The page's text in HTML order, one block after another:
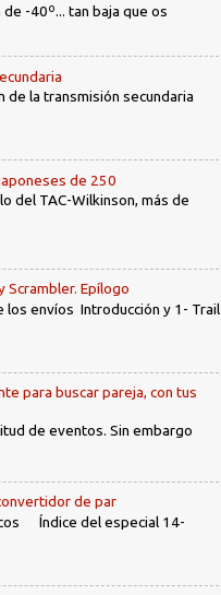
-40º... tan baja que os
de la transmisión secundaria
de 250
del TAC-Wilkinson, más de
Scrambler. Epílogo
los envíos Introducción y 1- Trail
para buscar pareja, con tus
de eventos. Sin embargo
de par
Índice del especial 14-